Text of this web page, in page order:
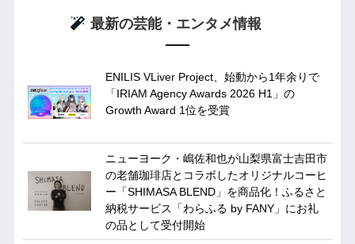
最新の芸能・エンタメ情報
ENILIS VLiver Project、始動から1年余りで
「IRIAM Agency Awards 2026 H1」の
Growth Award 1位を受賞
ニューヨーク・嶋佐和也が山梨県富士吉田市
の老舗珈琲店とコラボしたオリジナルコーヒ
ー「SHIMASA BLEND」を商品化！ふるさと
納税サービス「わらふる by FANY」にお礼
の品として受付開始